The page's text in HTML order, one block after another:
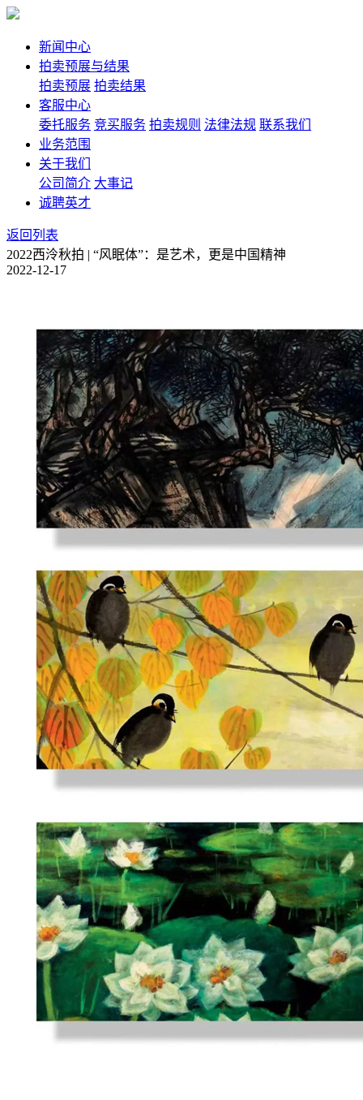
新闻中心
拍卖预展与结果
拍卖预展 拍卖结果
客服中心
委托服务 竞买服务 拍卖规则 法律法规 联系我们
业务范围
关于我们
公司简介 大事记
诚聘英才
返回列表
2022西泠秋拍 | “风眠体”：是艺术，更是中国精神
2022-12-17